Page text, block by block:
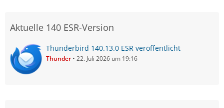
Aktuelle 140 ESR-Version
Thunderbird 140.13.0 ESR veröffentlicht
Thunder 22. Juli 2026 um 19:16